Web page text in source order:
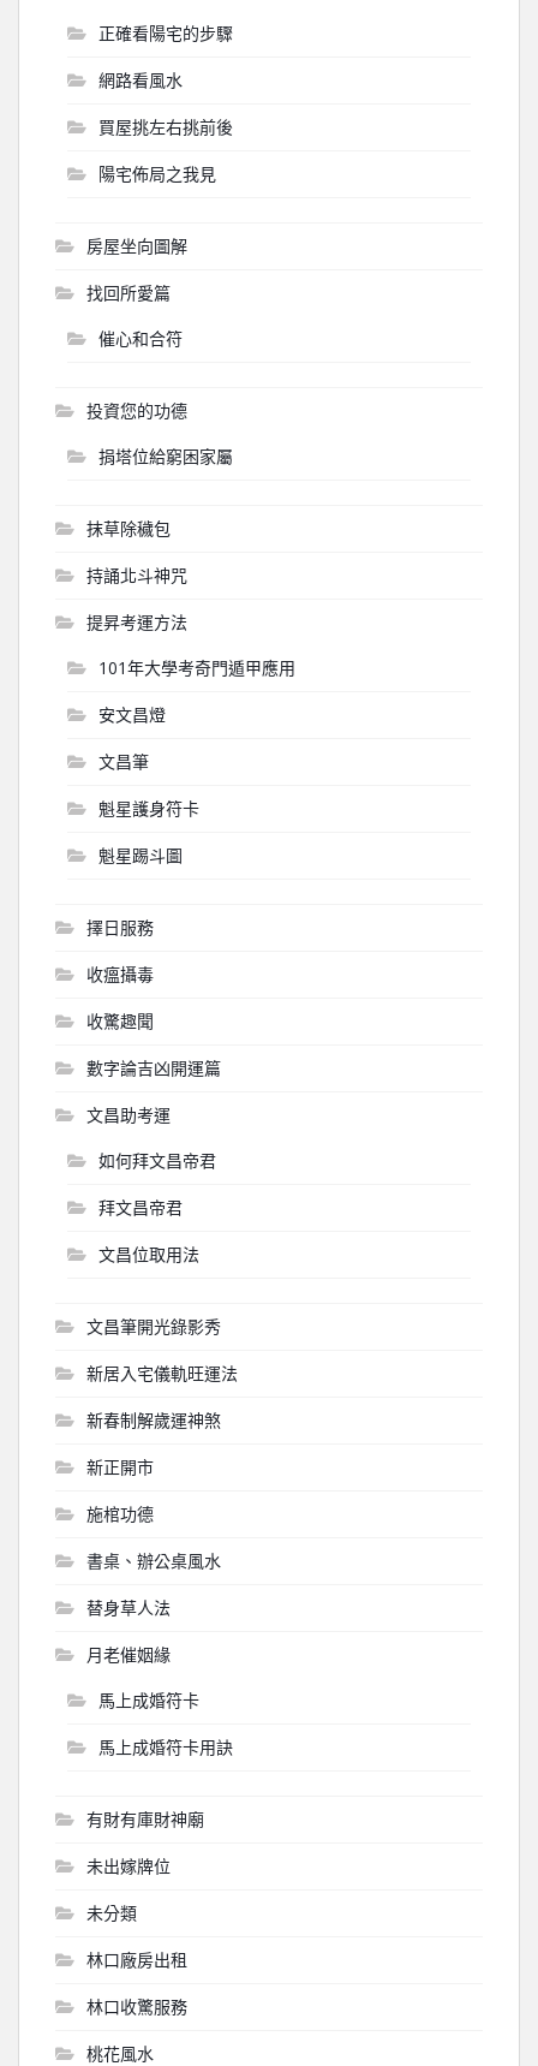
正確看陽宅的步驟
網路看風水
買屋挑左右挑前後
陽宅佈局之我見
房屋坐向圖解
找回所愛篇
催心和合符
投資您的功德
捐塔位給窮困家屬
抹草除穢包
持誦北斗神咒
提昇考運方法
101年大學考奇門遁甲應用
安文昌燈
文昌筆
魁星護身符卡
魁星踢斗圖
擇日服務
收瘟攝毒
收驚趣聞
數字論吉凶開運篇
文昌助考運
如何拜文昌帝君
拜文昌帝君
文昌位取用法
文昌筆開光錄影秀
新居入宅儀軌旺運法
新春制解歲運神煞
新正開市
施棺功德
書桌、辦公桌風水
替身草人法
月老催姻緣
馬上成婚符卡
馬上成婚符卡用訣
有財有庫財神廟
未出嫁牌位
未分類
林口廠房出租
林口收驚服務
桃花風水